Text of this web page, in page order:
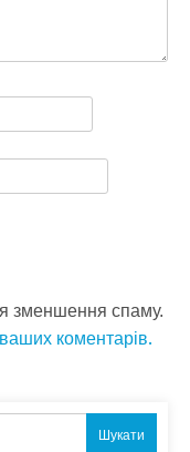
зменшення спаму.
коментарів.